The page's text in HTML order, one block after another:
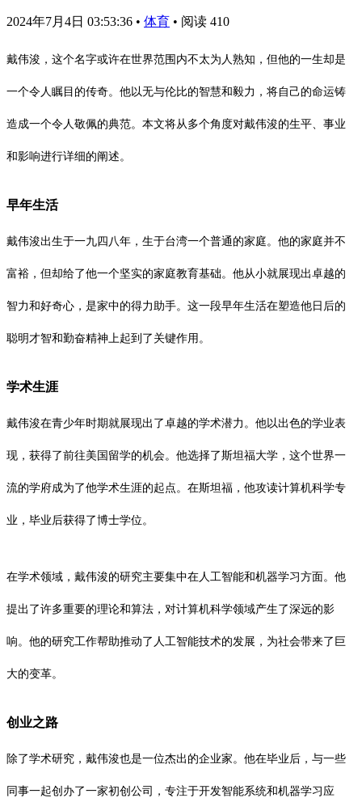
2024年7月4日 03:53:36 • 体育 • 阅读 410
戴伟浚，这个名字或许在世界范围内不太为人熟知，但他的一生却是
一个令人瞩目的传奇。他以无与伦比的智慧和毅力，将自己的命运铸
造成一个令人敬佩的典范。本文将从多个角度对戴伟浚的生平、事业
和影响进行详细的阐述。
早年生活
戴伟浚出生于一九四八年，生于台湾一个普通的家庭。他的家庭并不
富裕，但却给了他一个坚实的家庭教育基础。他从小就展现出卓越的
智力和好奇心，是家中的得力助手。这一段早年生活在塑造他日后的
聪明才智和勤奋精神上起到了关键作用。
学术生涯
戴伟浚在青少年时期就展现出了卓越的学术潜力。他以出色的学业表
现，获得了前往美国留学的机会。他选择了斯坦福大学，这个世界一
流的学府成为了他学术生涯的起点。在斯坦福，他攻读计算机科学专
业，毕业后获得了博士学位。
在学术领域，戴伟浚的研究主要集中在人工智能和机器学习方面。他
提出了许多重要的理论和算法，对计算机科学领域产生了深远的影
响。他的研究工作帮助推动了人工智能技术的发展，为社会带来了巨
大的变革。
创业之路
除了学术研究，戴伟浚也是一位杰出的企业家。他在毕业后，与一些
同事一起创办了一家初创公司，专注于开发智能系统和机器学习应